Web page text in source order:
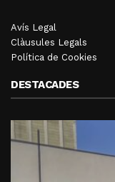
Avís Legal
Clàusules Legals
Política de Cookies
DESTACADES